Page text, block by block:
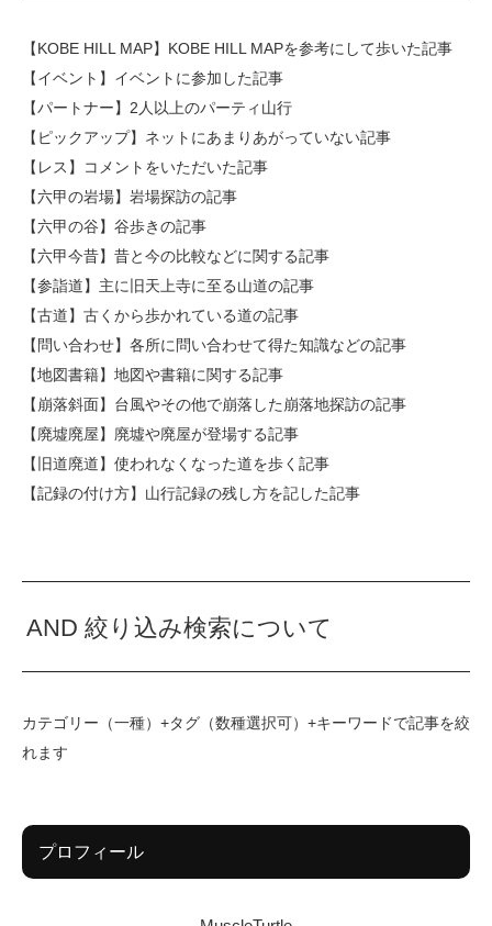
【KOBE HILL MAP】 KOBE HILL MAPを参考にして歩いた記事
【イベント】 イベントに参加した記事
【パートナー】 2人以上のパーティ山行
【ピックアップ】 ネットにあまりあがっていない記事
【レス】
コメントをいただいた記事
【六甲の岩場】 岩場探訪の記事
【六甲の谷】 谷歩きの記事
【六甲今昔】 昔と今の比較などに関する記事
【参詣道】 主に旧天上寺に至る山道の記事
【古道】 古くから歩かれている道の記事
【問い合わせ】 各所に問い合わせて得た知識などの記事
【地図書籍】 地図や書籍に関する記事
【崩落斜面】 台風やその他で崩落した崩落地探訪の記事
【廃墟廃屋】 廃墟や廃屋が登場する記事
【旧道廃道】 使われなくなった道を歩く記事
【記録の付け方】 山行記録の残し方を記した記事
AND 絞り込み検索について
カテゴリー（一種）+タグ（数種選択可）+キーワードで記事を絞
れます
プロフィール